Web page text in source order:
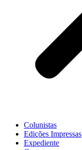
Colunistas
Edições Impressas
Expediente